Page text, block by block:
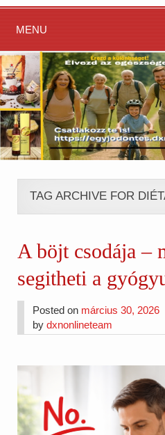
MENU
TAG ARCHIVE FOR
A böjt csodája –
segitheti a
Posted on március 30, 2026
bydxnonlineteam